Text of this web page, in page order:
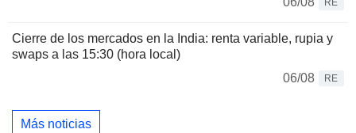
RE
Cierre de los mercados en la India: renta variable, rupia y
swaps a las 15:30 (hora local)
06/08
RE
Más noticias